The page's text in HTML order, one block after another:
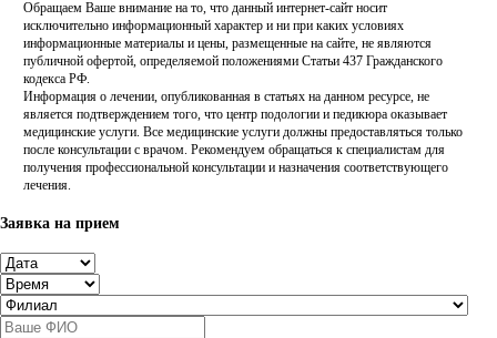
Обращаем Ваше внимание на то, что данный интернет-сайт носит
исключительно информационный характер и ни при каких условиях
информационные материалы и цены, размещенные на сайте, не являются
публичной офертой, определяемой положениями Статьи 437 Гражданского
кодекса РФ.
Информация о лечении, опубликованная в статьях на данном ресурсе, не
является подтверждением того, что центр подологии и педикюра оказывает
медицинские услуги. Все медицинские услуги должны предоставляться только
после консультации с врачом. Рекомендуем обращаться к специалистам для
получения профессиональной консультации и назначения соответствующего
лечения.
Заявка на прием